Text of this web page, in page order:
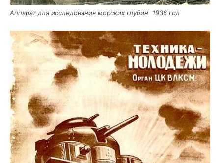
Аппа­рат для иссле­до­ва­ния мор­ских глу­бин. 1936 год